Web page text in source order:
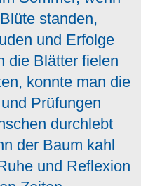
standen,
und Erfolge
die Blätter fielen
konnte man die
Prüfungen
durchlebt
der Baum kahl
und Reflexion